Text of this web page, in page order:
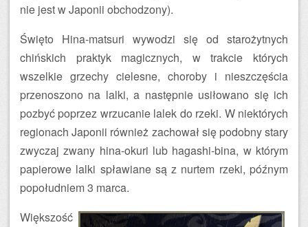
nie jest w Japonii obchodzony).
Święto Hina-matsuri wywodzi się od starożytnych
chińskich praktyk magicznych, w trakcie których
wszelkie grzechy cielesne, choroby i nieszczęścia
przenoszono na lalki, a następnie usiłowano się ich
pozbyć poprzez wrzucanie lalek do rzeki. W niektórych
regionach Japonii również zachował się podobny stary
zwyczaj zwany hina-okuri lub hagashi-bina, w którym
papierowe lalki spławiane są z nurtem rzeki, późnym
popołudniem 3 marca.
Większość